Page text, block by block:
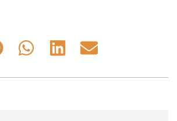
Share
Share
Share